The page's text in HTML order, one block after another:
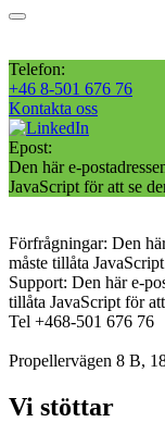
Telefon:
+46 8-501 676 76
Kontakta oss
Epost:
Den här e-
JavaScript för att se
Förfrågningar: Den
måste tillåta
Support: Den här e-
tillåta JavaScript för
Tel +468-501 676 76
Propellervägen 8 B,
Vi stöttar